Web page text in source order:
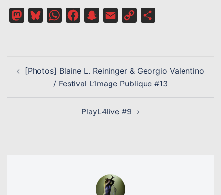
MastodonBlueskyWhatsAppFacebookSnapchat
Email
Copy
D’ARTICLE
[Photos] Blaine L. Reininger & Georgio Valentino
/ Festival L’Image Publique #13
PlayL4live #9